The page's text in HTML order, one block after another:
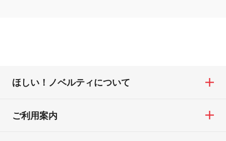
ほしい！ノベルティについて
ご利用案内